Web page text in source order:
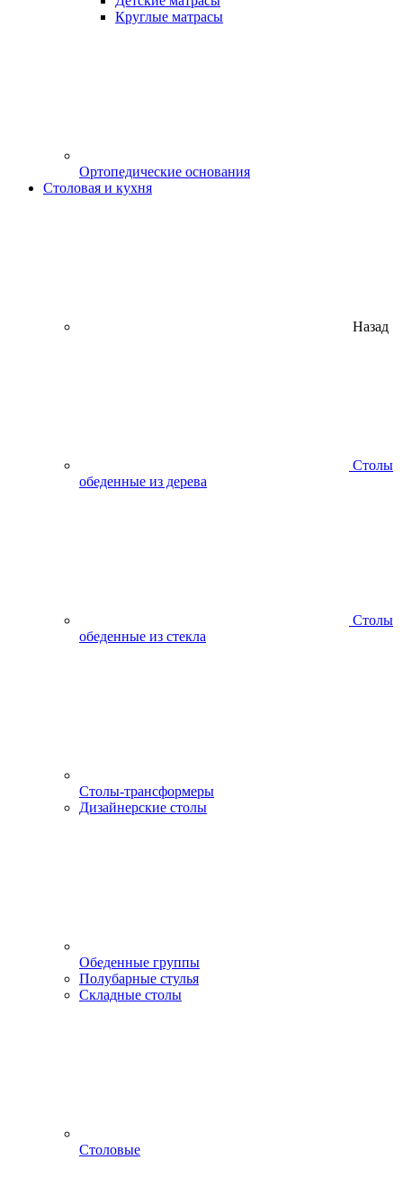
Круглые матрасы
Ортопедические основания
Столовая и кухня
Назад
Столы
обеденные из дерева
Столы
обеденные из стекла
Столы-трансформеры
Дизайнерские столы
Обеденные группы
Полубарные стулья
Складные столы
Столовые